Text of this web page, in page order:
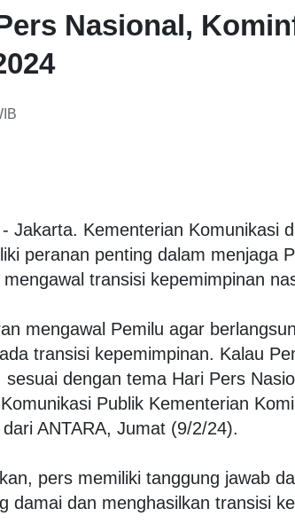
Nasional,
Jakarta. Kementerian Komunikasi
peranan penting dalam menjaga
transisi kepemimpinan
mengawal Pemilu agar
transisi kepemimpinan. Kalau
sesuai dengan tema Hari Pers
Publik Kementerian
ANTARA, Jumat (9/2/24).
pers memiliki tanggung jawab
damai dan menghasilkan transisi